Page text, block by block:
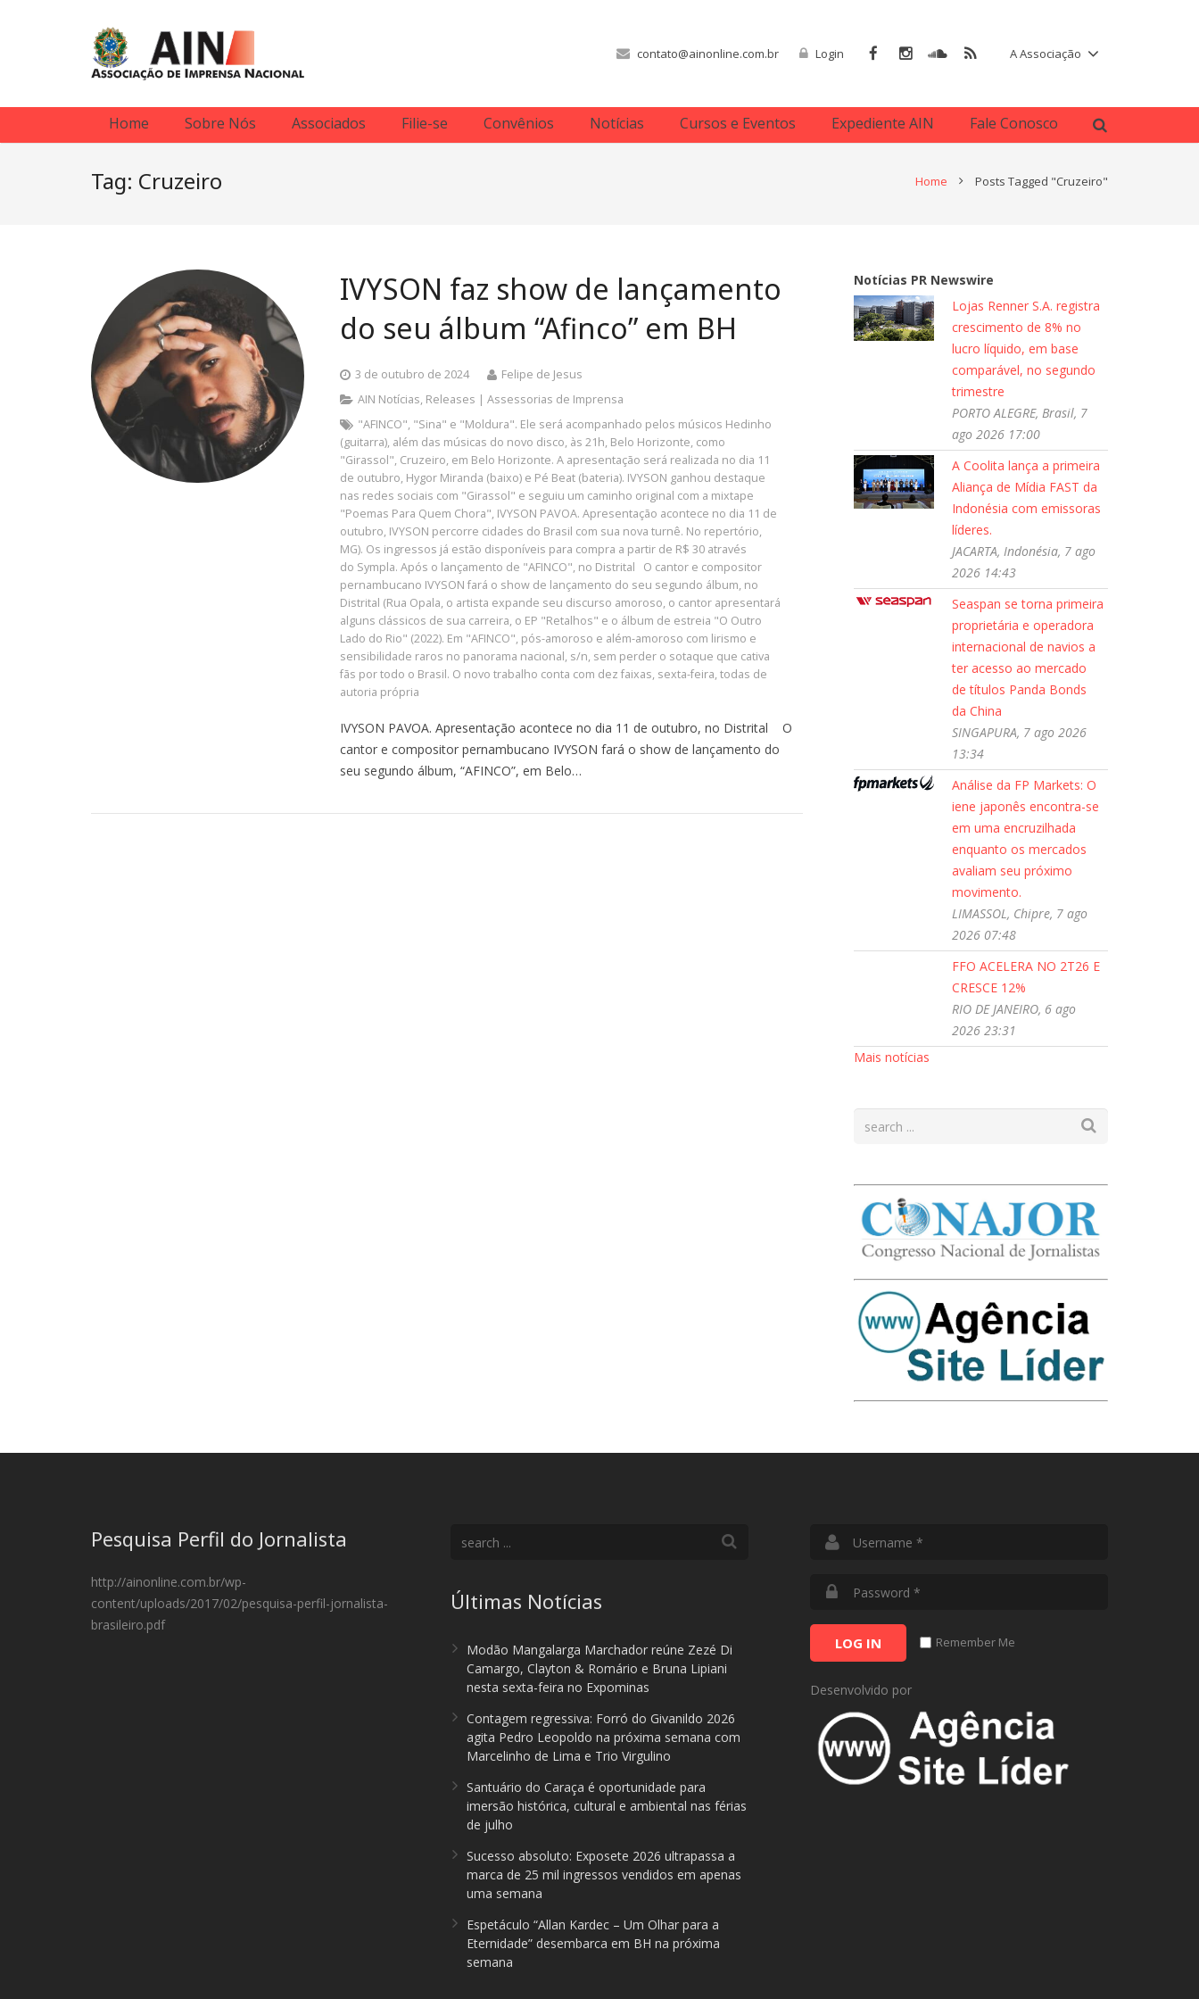
contato@ainonline.com.br Login A Associação
Home Sobre Nós Associados Filie-se Convênios Notícias Cursos e Eventos Expediente AIN Fale Conosco
Tag: Cruzeiro Home Posts Tagged "Cruzeiro"
IVYSON faz show de lançamento
do seu álbum “Afinco” em BH
3 de outubro de 2024
Felipe de Jesus
AIN Notícias, Releases | Assessorias de Imprensa
"AFINCO", "Sina" e "Moldura". Ele será acompanhado pelos músicos Hedinho
(guitarra), além das músicas do novo disco, às 21h, Belo Horizonte, como
"Girassol", Cruzeiro, em Belo Horizonte. A apresentação será realizada no dia 11
de outubro, Hygor Miranda (baixo) e Pé Beat (bateria). IVYSON ganhou destaque
nas redes sociais com "Girassol" e seguiu um caminho original com a mixtape
"Poemas Para Quem Chora", IVYSON PAVOA. Apresentação acontece no dia 11 de
outubro, IVYSON percorre cidades do Brasil com sua nova turnê. No repertório,
MG). Os ingressos já estão disponíveis para compra a partir de R$ 30 através
do Sympla. Após o lançamento de "AFINCO", no Distrital O cantor e compositor
pernambucano IVYSON fará o show de lançamento do seu segundo álbum, no
Distrital (Rua Opala, o artista expande seu discurso amoroso, o cantor apresentará
alguns clássicos de sua carreira, o EP "Retalhos" e o álbum de estreia "O Outro
Lado do Rio" (2022). Em "AFINCO", pós-amoroso e além-amoroso com lirismo e
sensibilidade raros no panorama nacional, s/n, sem perder o sotaque que cativa
fãs por todo o Brasil. O novo trabalho conta com dez faixas, sexta-feira,todas de
autoria própria
IVYSON PAVOA. Apresentação acontece no dia 11 de outubro, no Distrital O
cantor e compositor pernambucano IVYSON fará o show de lançamento do
seu segundo álbum, “AFINCO”, em Belo…
Notícias PR Newswire
Lojas Renner S.A. registra
crescimento de 8% no
lucro líquido, em base
comparável, no segundo
trimestre
PORTO ALEGRE, Brasil, 7
ago 2026 17:00
A Coolita lança a primeira
Aliança de Mídia FAST da
Indonésia com emissoras
líderes.
JACARTA, Indonésia, 7 ago
2026 14:43
Seaspan se torna primeira
proprietária e operadora
internacional de navios a
ter acesso ao mercado
de títulos Panda Bonds
da China
SINGAPURA, 7 ago 2026
13:34
Análise da FP Markets: O
iene japonês encontra-se
em uma encruzilhada
enquanto os mercados
avaliam seu próximo
movimento.
LIMASSOL, Chipre, 7 ago
2026 07:48
FFO ACELERA NO 2T26 E
CRESCE 12%
RIO DE JANEIRO, 6 ago
2026 23:31
Mais notícias
Pesquisa Perfil do Jornalista
http://ainonline.com.br/wp-
content/uploads/2017/02/pesquisa-perfil-jornalista-
brasileiro.pdf
Últimas Notícias
Modão Mangalarga Marchador reúne Zezé Di
Camargo, Clayton & Romário e Bruna Lipiani
nesta sexta-feira no Expominas
Contagem regressiva: Forró do Givanildo 2026
agita Pedro Leopoldo na próxima semana com
Marcelinho de Lima e Trio Virgulino
Santuário do Caraça é oportunidade para
imersão histórica, cultural e ambiental nas férias
de julho
Sucesso absoluto: Exposete 2026 ultrapassa a
marca de 25 mil ingressos vendidos em apenas
uma semana
Espetáculo “Allan Kardec – Um Olhar para a
Eternidade” desembarca em BH na próxima
semana
LOG IN Remember Me
Desenvolvido por